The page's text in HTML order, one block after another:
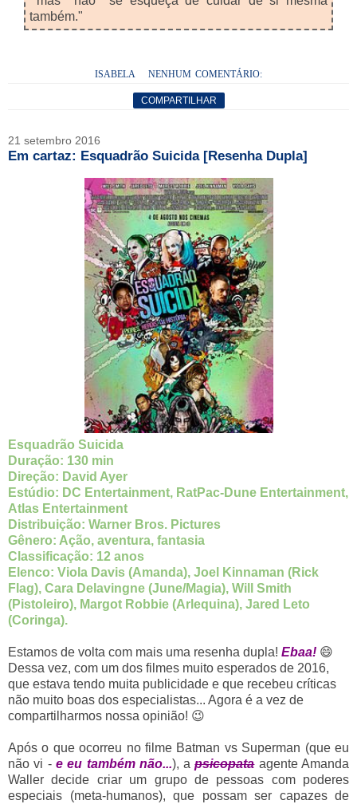
também."
ISABELA NENHUM COMENTÁRIO:
COMPARTILHAR
21 setembro 2016
Em cartaz: Esquadrão Suicida [Resenha Dupla]
Esquadrão Suicida
Duração: 130 min
Direção: David Ayer
Estúdio: DC Entertainment, RatPac-Dune Entertainment,
Atlas Entertainment
Distribuição: Warner Bros. Pictures
Gênero: Ação, aventura, fantasia
Classificação: 12 anos
Elenco: Viola Davis (Amanda), Joel Kinnaman (Rick
Flag), Cara Delavingne (June/Magia), Will Smith
(Pistoleiro), Margot Robbie (Arlequina), Jared Leto
(Coringa).
Estamos de volta com mais uma resenha dupla! Ebaa! 😄
Dessa vez, com um dos filmes muito esperados de 2016,
que estava tendo muita publicidade e que recebeu críticas
não muito boas dos especialistas... Agora é a vez de
compartilharmos nossa opinião! 😉
Após o que ocorreu no filme Batman vs Superman (que eu
não vi - e eu também não...), apsicopataagente Amanda
Waller decide criar um grupo de pessoas com poderes
especiais (meta-humanos), que possam ser capazes de